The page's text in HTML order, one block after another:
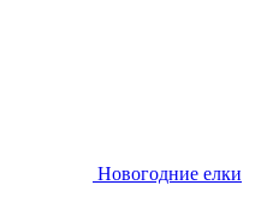
Новогодние елки